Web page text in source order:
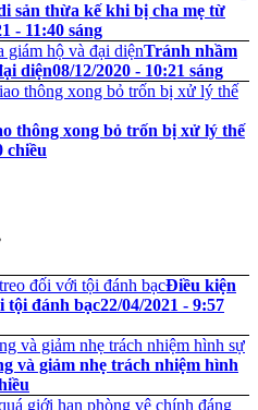
sản thừa kế khi bị cha mẹ từ
- 11:40 sáng
Tránh nhầm
diện08/12/2020 - 10:21 sáng
thông xong bỏ trốn bị xử lý thế
chiều
Điều kiện
tội đánh bạc22/04/2021 - 9:57
và giảm nhẹ trách nhiệm hình